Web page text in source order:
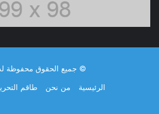
© جميع الحقوق محفوظة
الرئيسية
من نحن طاقم